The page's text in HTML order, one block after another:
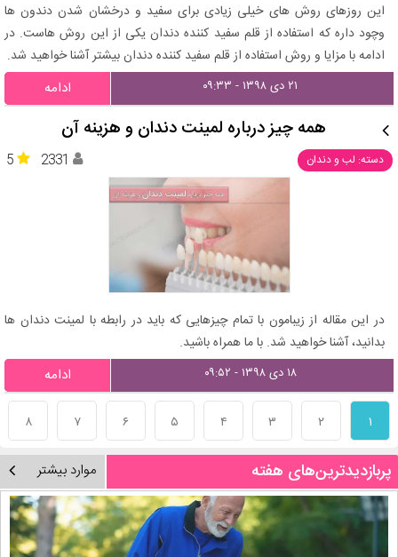
این روزهای روش های خیلی زیادی برای سفید و درخشان شدن دندون ها
وچود داره که استفاده از قلم سفید کننده دندان یکی از این روش هاست. در
ادامه با مزایا و روش استفاده از قلم سفید کننده دندان بیشتر آشنا خواهید شد.
۲۱ دی ۱۳۹۸ - ۰۹:۳۳ ادامه
همه چیز درباره لمینت دندان و هزینه آن
دسته: لب و دندان 5 2331
در این مقاله از زیبامون با تمام چیزهایی که باید در رابطه با لمینت دندان ها
بدانید، آشنا خواهید شد. با ما همراه باشید.
۱۸ دی ۱۳۹۸ - ۰۹:۵۲ ادامه
۱ ۲ ۳ ۴ ۵ ۶ ۷ ۸
پربازدیدترین‌های هفته موارد بیشتر